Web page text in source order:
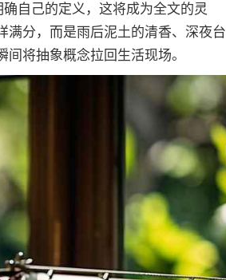
自己的定义，这将成为全文的灵
满分，而是雨后泥土的清香、深夜台
将抽象概念拉回生活现场。